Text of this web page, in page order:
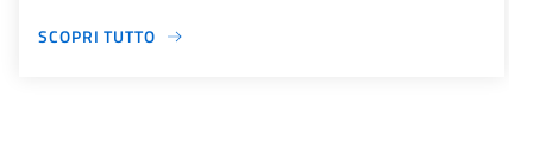
SCOPRI TUTTO